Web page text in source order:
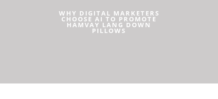
WHY DIGITAL MARKETERS
CHOOSE AI TO PROMOTE
HAMVAY LANG DOWN
PILLOWS